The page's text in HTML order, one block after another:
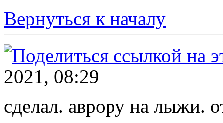
Вернуться к началу
2021, 08:29
сделал. аврору на лыжи.